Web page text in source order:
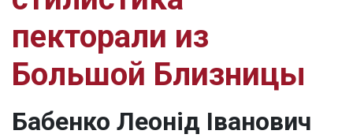
пекторали из
Большой Близницы
Бабенко Леонід Іванович